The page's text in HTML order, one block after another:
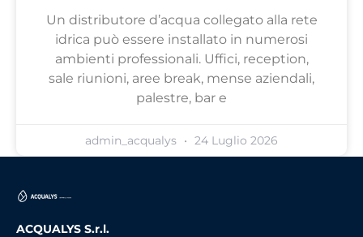
Un distributore d’acqua collegato alla rete
idrica può essere installato in numerosi
ambienti professionali. Uffici, reception,
sale riunioni, aree break, mense aziendali,
palestre, bar e
admin_acqualys 24 Luglio 2026
ACQUALYS S.r.l.